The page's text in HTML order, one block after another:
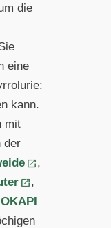
die
eine
kann.
mit
der
,
,
OKAPI